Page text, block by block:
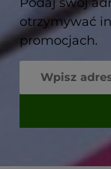
otrzymywać
promocjach.